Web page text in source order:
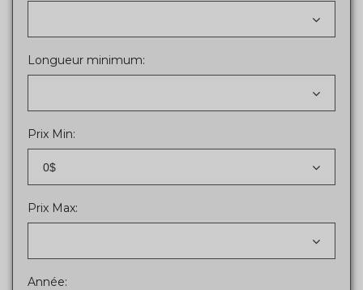
Longueur minimum:
Prix Min:
0$
Prix Max:
Année: